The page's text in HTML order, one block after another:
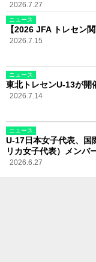
2026.7.27
ニュース
【2026 JFA トレセン
2026.7.15
ニュース
東北トレセンU-13が開
2026.7.14
ニュース
U-17日本女子代表、国
リカ女子代表）メンバ
2026.6.27